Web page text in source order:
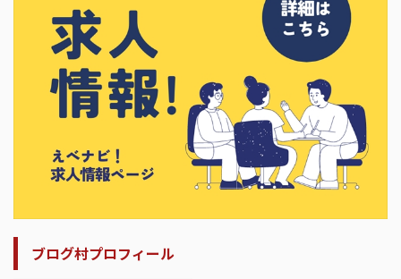
ブログ村プロフィール